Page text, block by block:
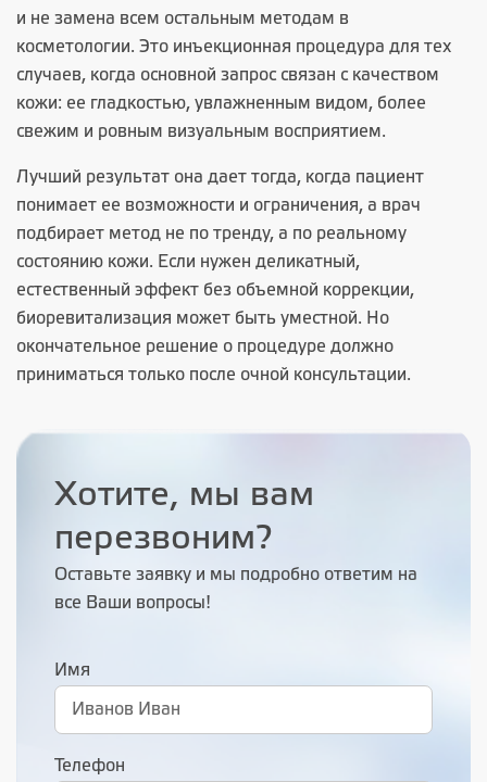
и не замена всем остальным методам в
косметологии. Это инъекционная процедура для тех
случаев, когда основной запрос связан с качеством
кожи: ее гладкостью, увлажненным видом, более
свежим и ровным визуальным восприятием.
Лучший результат она дает тогда, когда пациент
понимает ее возможности и ограничения, а врач
подбирает метод не по тренду, а по реальному
состоянию кожи. Если нужен деликатный,
естественный эффект без объемной коррекции,
биоревитализация может быть уместной. Но
окончательное решение о процедуре должно
приниматься только после очной консультации.
Хотите, мы вам
перезвоним?
Оставьте заявку и мы подробно ответим на
все Ваши вопросы!
Имя
Телефон